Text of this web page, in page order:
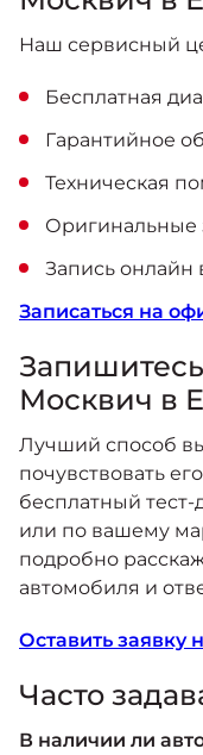
Наш сервисный
Бесплатная
Гарантийное
Техническая
Оригинальные
Запись онлайн
Записаться на
Москвич в
Лучший способ
почувствовать
бесплатный
или по вашему
подробно
автомобиля и
Оставить заявку
Часто
В наличии ли